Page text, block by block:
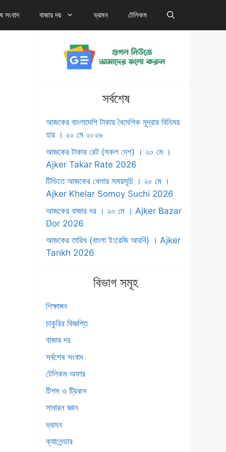
সংবাদ বাজার দর ভ্রমন টেলিকম
সর্বশেষ
আজকের বাংলাদেশি টাকায় বৈদেশিক মুদ্রার বিনিময়
হার । ২০ মে ২০২৬
আজকের টাকার রেট (সকল দেশ) । ২০ মে ।
‍Ajker Takar Rate 2026
টিভিতে আজকের খেলার সময়সূচি । ২০ মে ।
Ajker Khelar Somoy Suchi 2026
আজকের বাজার দর । ২০ মে । Ajker Bazar
Dor 2026
আজকের তারিখ (বাংলা ইংরেজি আরবি) । Ajker
Tarikh 2026
বিভাগ সমূহ
শিক্ষাঙ্গন
চাকুরির বিজ্ঞপ্তি
বাজার দর
সর্বশেষ সংবাদ
টেলিকম অফার
টিপস ও ট্রিকস
সাধারন জ্ঞান
ভ্রমন
ক্যালেন্ডার